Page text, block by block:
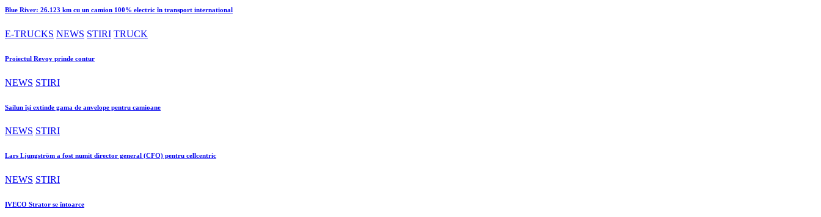
Blue River: 26.123 km cu un camion 100% electric în transport internațional
E-TRUCKS NEWS STIRI TRUCK
Proiectul Revoy prinde contur
NEWS STIRI
Sailun își extinde gama de anvelope pentru camioane
NEWS STIRI
Lars Ljungström a fost numit director general (CFO) pentru cellcentric
NEWS STIRI
IVECO Strator se întoarce